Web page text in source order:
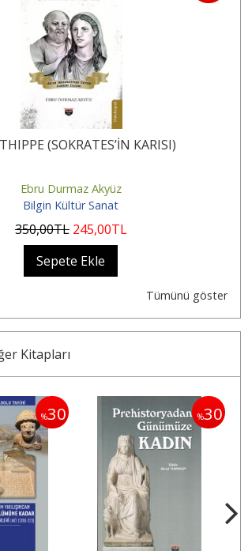
(SOKRATES’İN KARISI)
Ebru Durmaz Akyüz
Bilgin Kültür Sanat
350,00TL 245,00TL
Sepete Ekle
Tümünü göster
Kitapları
%30 %30